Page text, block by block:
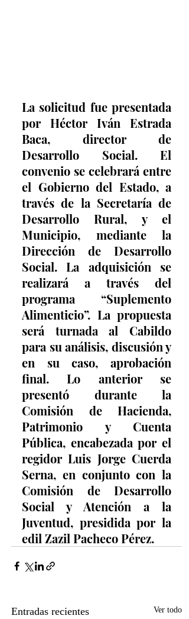
La solicitud fue presentada
por Héctor Iván Estrada
Baca, director de
Desarrollo Social. El
convenio se celebrará entre
el Gobierno del Estado, a
través de la Secretaría de
Desarrollo Rural, y el
Municipio, mediante la
Dirección de Desarrollo
Social. La adquisición se
realizará a través del
programa “Suplemento
Alimenticio”. La propuesta
será turnada al Cabildo
para su análisis, discusión y
en su caso, aprobación
final. Lo anterior se
presentó durante la
Comisión de Hacienda,
Patrimonio y Cuenta
Pública, encabezada por el
regidor Luis Jorge Cuerda
Serna, en conjunto con la
Comisión de Desarrollo
Social y Atención a la
Juventud, presidida por la
edil Zazil Pacheco Pérez.
Entradas recientes Ver todo